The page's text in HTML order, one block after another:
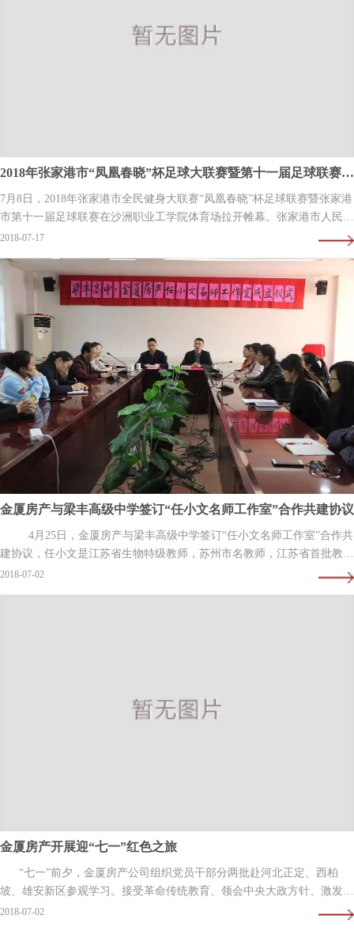
2018年张家港市“凤凰春晓”杯足球大联赛暨第十一届足球联赛开幕
7月8日，2018年张家港市全民健身大联赛“凤凰春晓”杯足球联赛暨张家港
市第十一届足球联赛在沙洲职业工学院体育场拉开帷幕。张家港市人民政
府副市长、市足球协会名誉主席赵建明出席活动并宣布比赛开幕。市体育
2018-07-17
金厦房产与梁丰高级中学签订“任小文名师工作室”合作共建协议
4月25日，金厦房产与梁丰高级中学签订“任小文名师工作室”合作共
建协议，任小文是江苏省生物特级教师，苏州市名教师，江苏省首批教授
级中学高级教师，江苏省人民…
2018-07-02
金厦房产开展迎“七一”红色之旅
“七一”前夕，金厦房产公司组织党员干部分两批赴河北正定、西柏
坡、雄安新区参观学习。接受革命传统教育、领会中央大政方针、激发工
作热情。这次参观学习活动也是公司党支部认真落实…
2018-07-02